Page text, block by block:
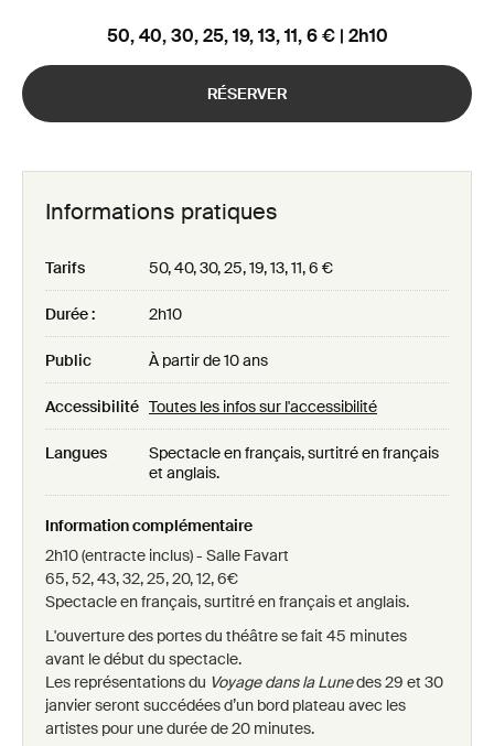
50, 40, 30, 25, 19, 13, 11, 6 € | 2h10
RÉSERVER
Informations pratiques
Tarifs 50, 40, 30, 25, 19, 13, 11, 6 €
Durée : 2h10
Public À partir de 10 ans
Accessibilité Toutes les infos sur l'accessibilité
Langues
Spectacle en français, surtitré en français
et anglais.
Information complémentaire
2h10 (entracte inclus) - Salle Favart
65, 52, 43, 32, 25, 20, 12, 6€
Spectacle en français, surtitré en français et anglais.
L'ouverture des portes du théâtre se fait 45 minutes
avant le début du spectacle.
Les représentations du Voyage dans la Lunedes 29 et 30
janvier seront succédées d’un bord plateau avec les
artistes pour une durée de 20 minutes.